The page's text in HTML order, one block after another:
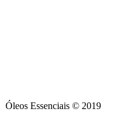
Óleos Essenciais © 2019